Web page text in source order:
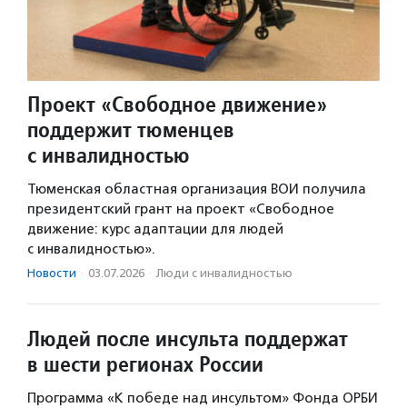
Проект «Свободное движение»
поддержит тюменцев
с инвалидностью
Тюменская областная организация ВОИ получила
президентский грант на проект «Свободное
движение: курс адаптации для людей
с инвалидностью».
Новости · 03.07.2026 · Люди с инвалидностью
Людей после инсульта поддержат
в шести регионах России
Программа «К победе над инсультом» Фонда ОРБИ